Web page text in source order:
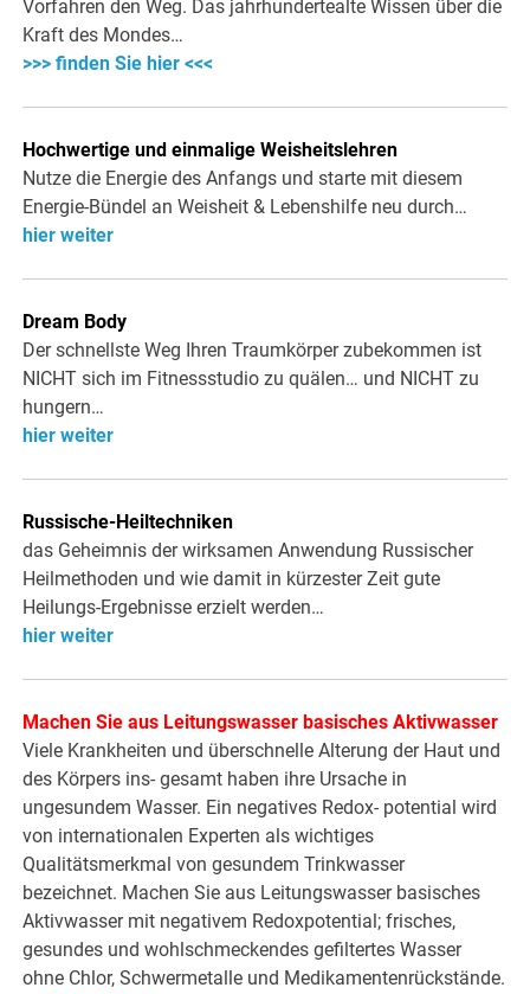
Vorfahren den Weg. Das jahrhundertealte Wissen über die
Kraft des Mondes…
>>> finden Sie hier <<<
Hochwertige und einmalige Weisheitslehren
Nutze die Energie des Anfangs und starte mit diesem
Energie-Bündel an Weisheit & Lebenshilfe neu durch…
hier weiter
Dream Body
Der schnellste Weg Ihren Traumkörper zubekommen ist
NICHT sich im Fitnessstudio zu quälen… und NICHT zu
hungern…
hier weiter
Russische-Heiltechniken
das Geheimnis der wirksamen Anwendung Russischer
Heilmethoden und wie damit in kürzester Zeit gute
Heilungs-Ergebnisse erzielt werden…
hier weiter
Machen Sie aus Leitungswasser basisches Aktivwasser
Viele Krankheiten und überschnelle Alterung der Haut und
des Körpers ins- gesamt haben ihre Ursache in
ungesundem Wasser. Ein negatives Redox- potential wird
von internationalen Experten als wichtiges
Qualitätsmerkmal von gesundem Trinkwasser
bezeichnet. Machen Sie aus Leitungswasser basisches
Aktivwasser mit negativem Redoxpotential; frisches,
gesundes und wohlschmeckendes gefiltertes Wasser
ohne Chlor, Schwermetalle und Medikamentenrückstände.